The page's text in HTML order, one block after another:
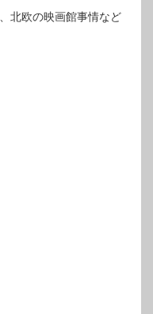
北欧の映画館事情など